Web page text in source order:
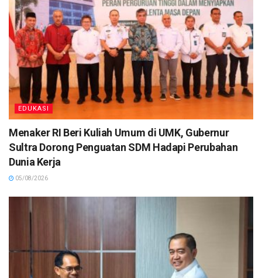
EDUKASI
Menaker RI Beri Kuliah Umum di UMK, Gubernur
Sultra Dorong Penguatan SDM Hadapi Perubahan
Dunia Kerja
05/08/2026